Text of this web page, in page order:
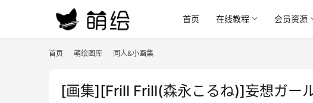
首页 在线教程 会员资源
首页 萌绘图库 同人&小画集
[画集][Frill Frill(森永こるね)]妄想ガー